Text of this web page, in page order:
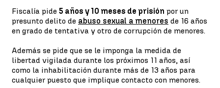
Fiscalía pide 5 años y 10 meses de prisión por un
presunto delito de abuso sexual a menores de 16 años
en grado de tentativa y otro de corrupción de menores.
Además se pide que se le imponga la medida de
libertad vigilada durante los próximos 11 años, así
como la inhabilitación durante más de 13 años para
cualquier puesto que implique contacto con menores.